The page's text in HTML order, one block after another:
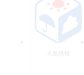
天気情報